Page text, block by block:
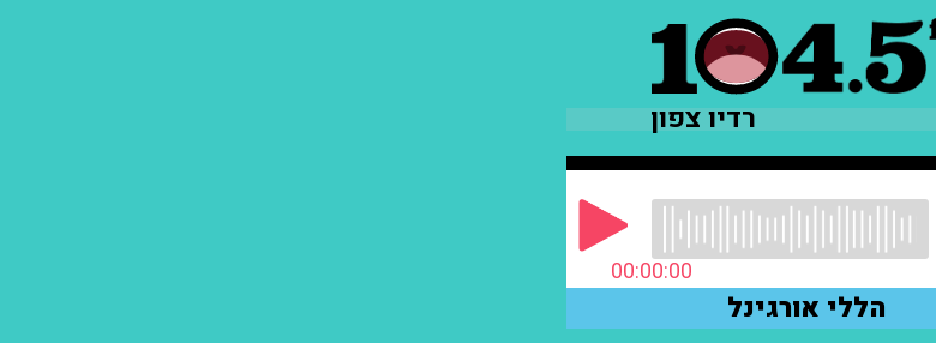
רדיו צפון
00:00:00
הללי אורגינל